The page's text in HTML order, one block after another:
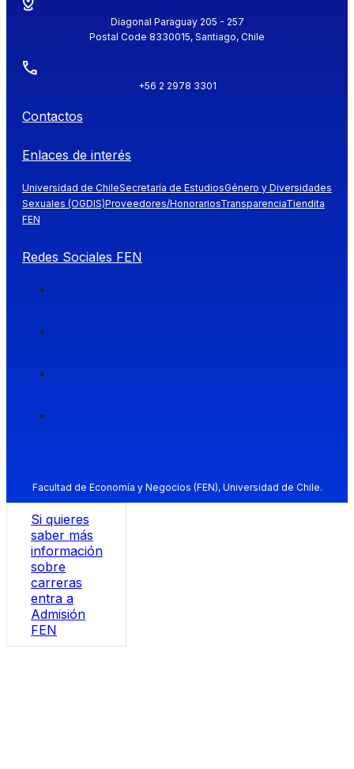
Diagonal Paraguay 205 - 257
Postal Code 8330015, Santiago, Chile
+56 2 2978 3301
Contactos
Enlaces de interés
Universidad de ChileSecretaría de EstudiosGénero y Diversidades
Sexuales (OGDIS)Proveedores/HonorariosTransparenciaTiendita
FEN
Redes Sociales FEN
Facultad de Economía y Negocios (FEN), Universidad de Chile.
Si quieres
saber más
información
sobre
carreras
entra a
Admisión
FEN